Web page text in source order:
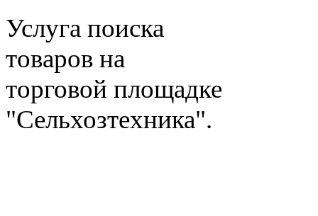
Услуга поиска
товаров на
торговой площадке
"Сельхозтехника".